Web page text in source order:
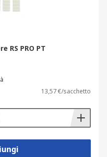
RS PRO PT
13,57 €/sacchetto